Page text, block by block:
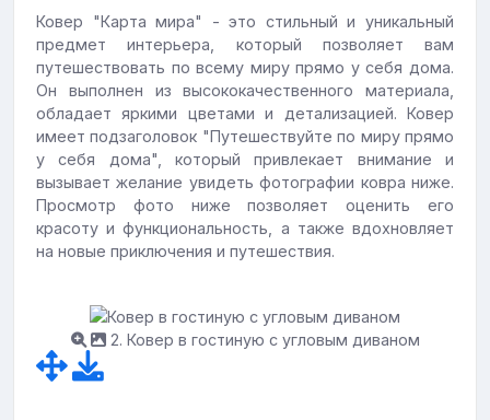
Ковер "Карта мира" - это стильный и уникальный
предмет интерьера, который позволяет вам
путешествовать по всему миру прямо у себя дома.
Он выполнен из высококачественного материала,
обладает яркими цветами и детализацией. Ковер
имеет подзаголовок "Путешествуйте по миру прямо
у себя дома", который привлекает внимание и
вызывает желание увидеть фотографии ковра ниже.
Просмотр фото ниже позволяет оценить его
красоту и функциональность, а также вдохновляет
на новые приключения и путешествия.
2. Ковер в гостиную с угловым диваном